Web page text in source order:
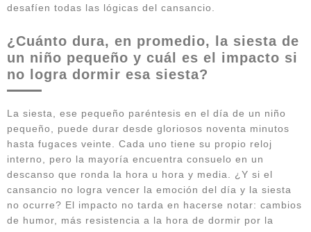
desafíen todas las lógicas del cansancio.
¿Cuánto dura, en promedio, la siesta de
un niño pequeño y cuál es el impacto si
no logra dormir esa siesta?
La siesta, ese pequeño paréntesis en el día de un niño
pequeño, puede durar desde gloriosos noventa minutos
hasta fugaces veinte. Cada uno tiene su propio reloj
interno, pero la mayoría encuentra consuelo en un
descanso que ronda la hora u hora y media. ¿Y si el
cansancio no logra vencer la emoción del día y la siesta
no ocurre? El impacto no tarda en hacerse notar: cambios
de humor, más resistencia a la hora de dormir por la